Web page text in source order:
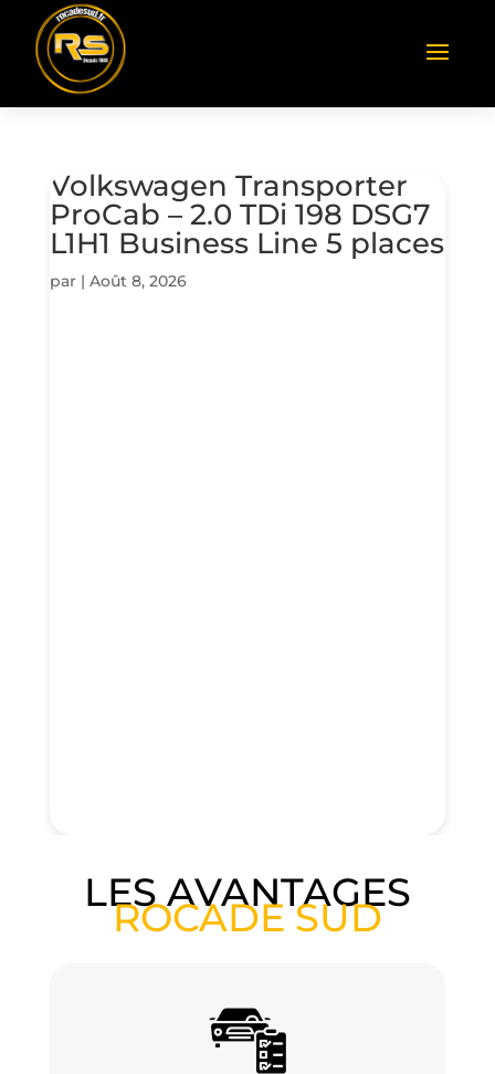
Volkswagen Transporter
ProCab – 2.0 TDi 198 DSG7
L1H1 Business Line 5 places
par | Août 8, 2026
LES AVANTAGES
ROCADE SUD